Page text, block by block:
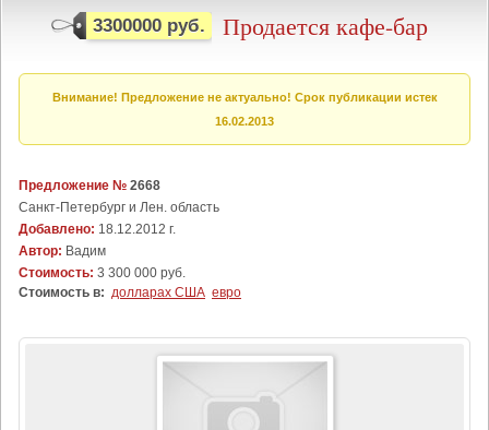
3300000 руб. Продается кафе-бар
Внимание! Предложение не актуально! Срок публикации истек
16.02.2013
Предложение № 2668
Санкт-Петербург и Лен. область
Добавлено: 18.12.2012 г.
Автор: Вадим
Стоимость: 3 300 000 руб.
Стоимость в: долларах США евро